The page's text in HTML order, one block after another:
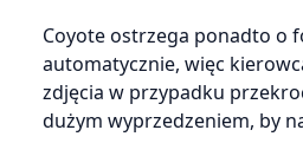
Coyote ostrzega ponadto o
automatycznie, więc
zdjęcia w przypadku
dużym wyprzedzeniem, by